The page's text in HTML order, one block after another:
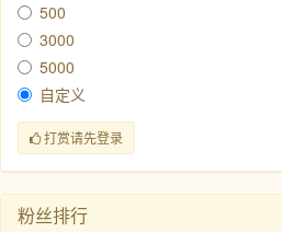
500
3000
5000
自定义
打赏请先登录
粉丝排行